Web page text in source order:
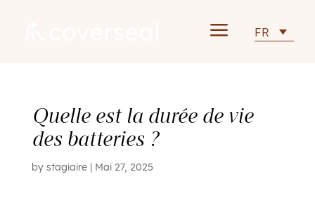
a FR
Quelle est la durée de vie
des batteries ?
by stagiaire| Mai 27, 2025